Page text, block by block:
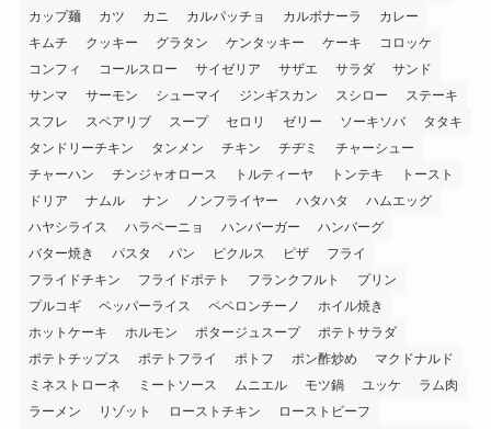
カップ麺
カツ カニ カルパッチョ カルボナーラ
カレー
キムチ
クッキー グラタン ケンタッキー ケーキ
コロッケ
コンフィ
コールスロー サイゼリア サザエ サラダ
サンド
サンマ
サーモン シューマイ ジンギスカン スシロー
ステーキ
スフレ
スペアリブ スープ セロリ ゼリー ソーキソバ
タタキ
タンドリーチキン
タンメン チキン チヂミ
チャーシュー
チャーハン
チンジャオロース トルティーヤ トンテキ
トースト
ドリア
ナムル ナン ノンフライヤー ハタハタ
ハムエッグ
ハヤシライス
ハラペーニョ ハンバーガー
ハンバーグ
バター焼き
パスタ パン ピクルス ピザ
フライ
フライドチキン
フライドポテト フランクフルト
プリン
プルコギ
ペッパーライス ペペロンチーノ
ホイル焼き
ホットケーキ
ホルモン ポタージュスープ
ポテトサラダ
ポテトチップス
ポテトフライ ポトフ ポン酢炒め
マクドナルド
ミネストローネ
ミートソース ムニエル モツ鍋 ユッケ
ラム肉
ラーメン
リゾット ローストチキン
ローストビーフ